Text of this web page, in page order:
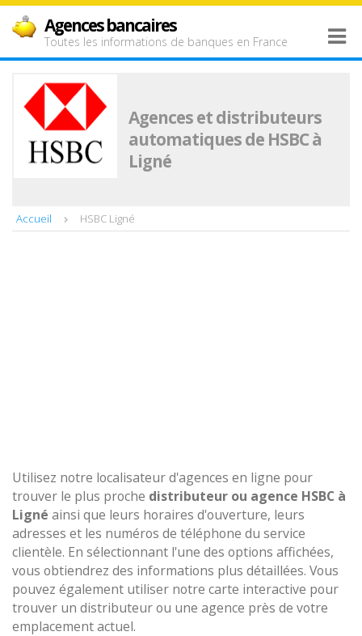
Agences bancaires
Toutes les informations de banques en France
Agences et distributeurs
automatiques de HSBC à
Ligné
Accueil HSBC Ligné
Utilisez notre localisateur d'agences en ligne pour
trouver le plus proche distributeur ou agence HSBC à
Ligné ainsi que leurs horaires d'ouverture, leurs
adresses et les numéros de téléphone du service
clientèle. En sélectionnant l'une des options affichées,
vous obtiendrez des informations plus détaillées. Vous
pouvez également utiliser notre carte interactive pour
trouver un distributeur ou une agence près de votre
emplacement actuel.